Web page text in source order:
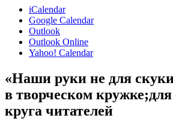
iCalendar
Google Calendar
Outlook
Outlook Online
Yahoo! Calendar
«Наши руки не для
в творческом
круга читателей